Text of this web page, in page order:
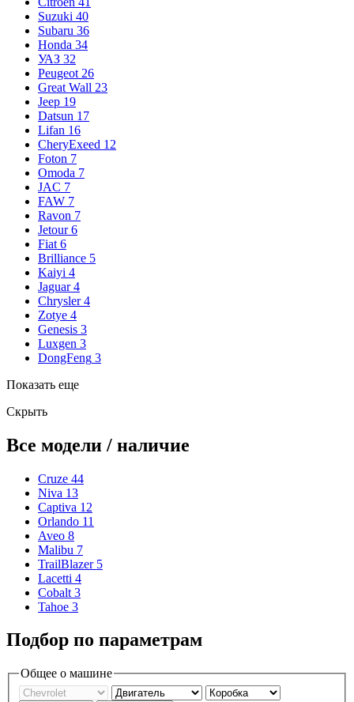
Suzuki 40
Subaru 36
Honda 34
УАЗ 32
Peugeot 26
Great Wall 23
Jeep 19
Datsun 17
Lifan 16
CheryExeed 12
Foton 7
Omoda 7
JAC 7
FAW 7
Ravon 7
Jetour 6
Fiat 6
Brilliance 5
Kaiyi 4
Jaguar 4
Chrysler 4
Zotye 4
Genesis 3
Luxgen 3
DongFeng 3
Показать еще
Скрыть
Все модели / наличие
Cruze 44
Niva 13
Captiva 12
Orlando 11
Aveo 8
Malibu 7
TrailBlazer 5
Lacetti 4
Cobalt 3
Tahoe 3
Подбор по параметрам
Общее о машине